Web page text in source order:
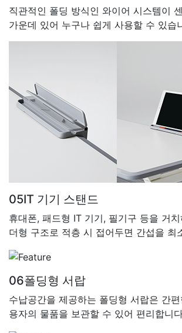
직관적인 폴딩 방식인 와이어 시스템이
가운데 있어 누구나 쉽게 사용할 수 있습
05IT 기기 스탠드
휴대폰, 패드형 IT 기기, 필기구 등을 거
더형 구조로 적층 시 접어두면 간섭을 최
06폴딩형 서랍
수납공간을 제공하는 폴딩형 서랍은 간
용자의 물품을 보관할 수 있어 편리합니